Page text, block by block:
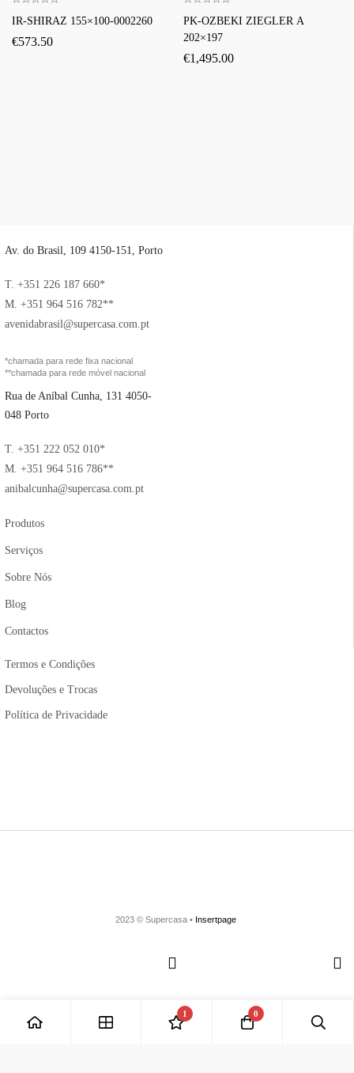
IR-SHIRAZ 155×100-0002260
€573.50
PK-OZBEKI ZIEGLER A
202×197
€1,495.00
Av. do Brasil, 109 4150-151, Porto
T. +351 226 187 660*
M. +351 964 516 782**
avenidabrasil@supercasa.com.pt
*chamada para rede fixa nacional
**chamada para rede móvel nacional
Rua de Aníbal Cunha, 131 4050-
048 Porto
T. +351 222 052 010*
M. +351 964 516 786**
anibalcunha@supercasa.com.pt
Produtos
Serviços
Sobre Nós
Blog
Contactos
Termos e Condições
Devoluções e Trocas
Política de Privacidade
2023 © Supercasa • Insertpage
1 0